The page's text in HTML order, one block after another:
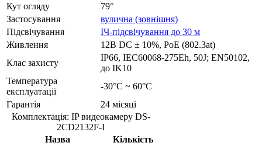
Кут огляду
79°
Застосування
вулична (зовнішня)
Підсвічування
ІЧ-підсвічування до 30 м
Живлення
12В DC ± 10%, РоЕ (802.3at)
Клас захисту
IP66, IEC60068-275Eh, 50J; EN50102,
до IK10
Температура
експлуатації
-30°C ~ 60°C
Гарантія
24 місяці
Комплектація: IP видеокамеру DS-
2CD2132F-I
Назва
Кількість